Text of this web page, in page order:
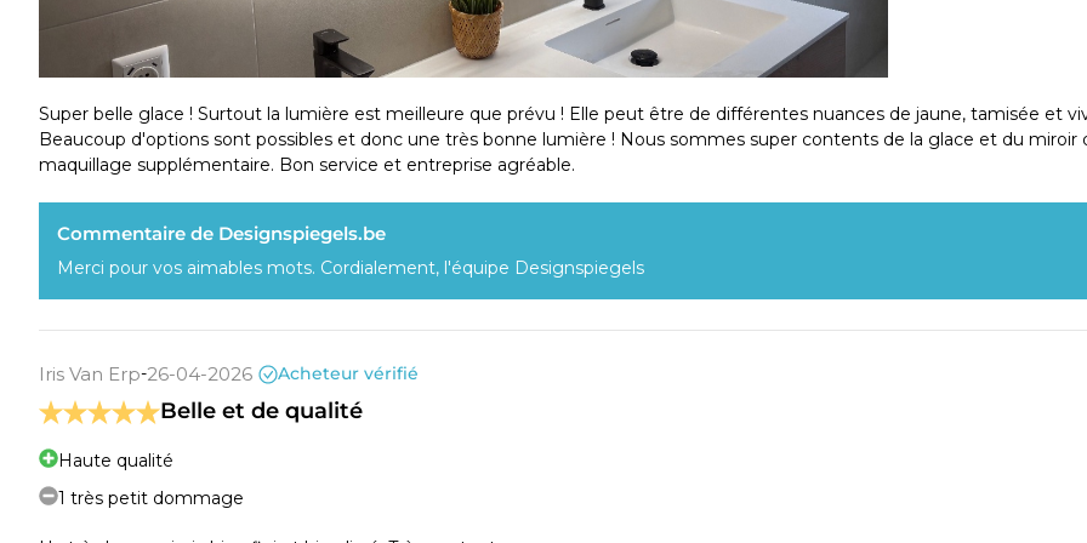
lumière restent intactes et peuvent être réglées à volonté via le miroir.
Système musical Bluetooth
Disponible en option avec un système de musique Bluetooth OrangeAudio
votre commande dans le panier. Nous veillerons à ce qu'il soit installé
professionnellement avec le rétroviseur que vous avez commandé !
Miroir de maquillage et de rasage
magnétique
Disponible en option avec un miroir magnétique de maquillage et de rasage
commande dans le panier. Nous veillerons à ce qu'il soit livré avec le miroir que
vous avez commandé !
CE
Matériel de montage et manuel
Super belle glace ! Surtout la lumière est meilleure que prévu ! Elle peut être de différentes nuances de jaune, tamisée et
Beaucoup d'options sont possibles et donc une très bonne lumière ! Nous sommes super contents de la glace et du miroir
maquillage supplémentaire. Bon service et entreprise agréable.
Commentaire de Designspiegels.be
Merci pour vos aimables mots. Cordialement, l'équipe Designspiegels
Iris Van Erp-26-04-2026 Acheteur vérifié
Belle et de qualité
Haute qualité
1 très petit dommage